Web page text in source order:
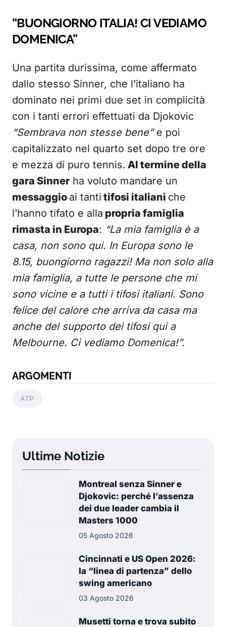
“BUONGIORNO ITALIA! CI VEDIAMO
DOMENICA”
Una partita durissima, come affermato
dallo stesso Sinner, che l’italiano ha
dominato nei primi due set in complicità
con i tanti errori effettuati da Djokovic
“Sembrava non stesse bene”e poi
capitalizzato nel quarto set dopo tre ore
e mezza di puro tennis. Al termine della
gara Sinner ha voluto mandare un
messaggio ai tanti tifosi italiani che
l’hanno tifato e alla propria famiglia
rimasta in Europa: “La mia famiglia è a
casa, non sono qui. In Europa sono le
8.15, buongiorno ragazzi! Ma non solo alla
mia famiglia, a tutte le persone che mi
sono vicine e a tutti i tifosi italiani. Sono
felice del calore che arriva da casa ma
anche del supporto dei tifosi qui a
Melbourne. Ci vediamo Domenica!”.
ARGOMENTI
ATP
Ultime Notizie
Montreal senza Sinner e
Djokovic: perché l’assenza
dei due leader cambia il
Masters 1000
05 Agosto 2026
Cincinnati e US Open 2026:
la “linea di partenza” dello
swing americano
03 Agosto 2026
Musetti torna e trova subito